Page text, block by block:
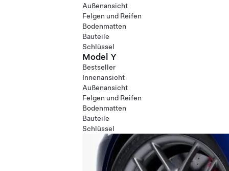
Außenansicht
Felgen und Reifen
Bodenmatten
Bauteile
Schlüssel
Model Y
Bestseller
Innenansicht
Außenansicht
Felgen und Reifen
Bodenmatten
Bauteile
Schlüssel